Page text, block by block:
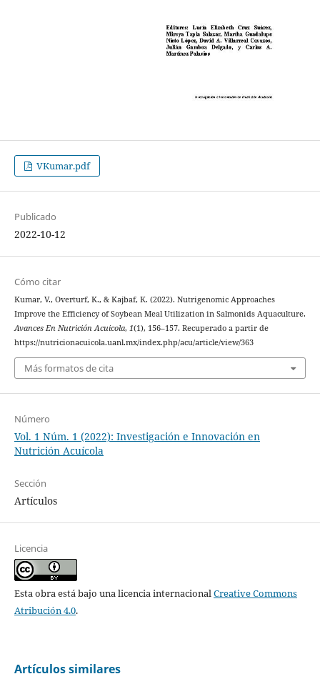
VKumar.pdf
Publicado
2022-10-12
Cómo citar
Kumar, V., Overturf, K., & Kajbaf, K. (2022). Nutrigenomic Approaches
Improve the Efficiency of Soybean Meal Utilization in Salmonids Aquaculture.
Avances En Nutrición Acuicola, 1(1), 156–157. Recuperado a partir de
https://nutricionacuicola.uanl.mx/index.php/acu/article/view/363
Más formatos de cita
Número
Vol. 1 Núm. 1 (2022): Investigación e Innovación en
Nutrición Acuícola
Sección
Artículos
Licencia
Esta obra está bajo una licencia internacionalCreative Commons
Atribución 4.0.
Artículos similares